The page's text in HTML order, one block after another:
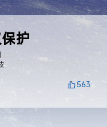
护
563